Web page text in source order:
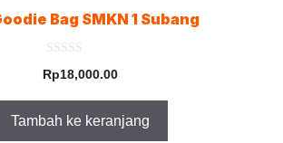
Bag SMKN 1 Subang
o
t
f
Rp18,000.00
Tambah ke keranjang